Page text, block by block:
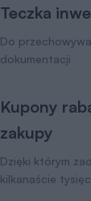
Teczka
Do
dokumentacji
Kupony
zakupy
Dzięki którym
kilkanaście